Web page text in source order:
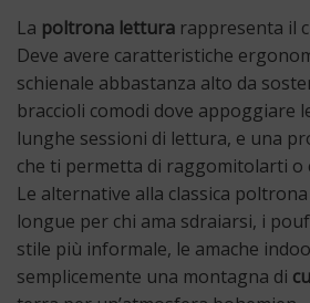
La poltrona lettura rappresenta il
Deve avere caratteristiche
schienale abbastanza alto da
braccioli comodi dove appoggiare
lunghe sessioni di lettura, e una
che ti permetta di raggomitolarti o
Le alternative alla classica
longue per chi ama sdraiarsi, i
stile più informale, le amache
semplicemente una montagna di